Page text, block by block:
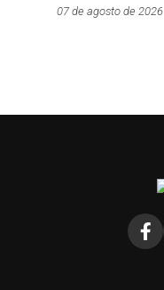
07 de agosto de 2026